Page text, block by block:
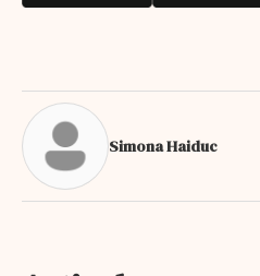
Simona Haiduc